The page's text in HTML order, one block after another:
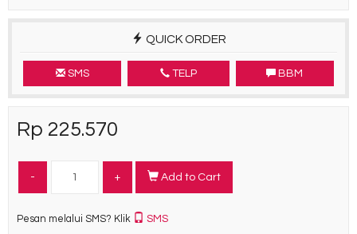
QUICK ORDER
SMS TELP BBM
Rp 225.570
- + Add to Cart
Pesan melalui SMS? Klik SMS